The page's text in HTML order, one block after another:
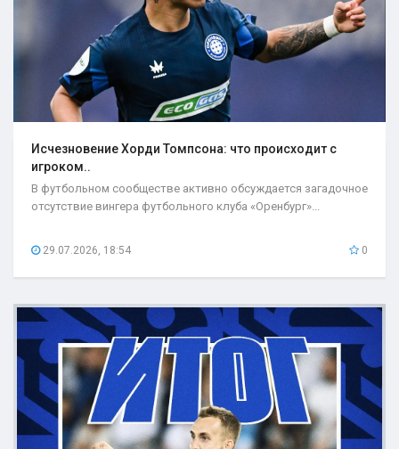
Исчезновение Хорди Томпсона: что происходит с
игроком..
В футбольном сообществе активно обсуждается загадочное
отсутствие вингера футбольного клуба «Оренбург»...
29.07.2026, 18:54 0